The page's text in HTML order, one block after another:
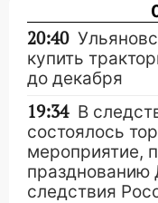
20:40
купить
до декабря
19:34 В
состоялось
мероприятие,
празднованию
следствия